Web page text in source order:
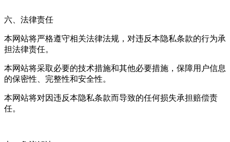
六、法律责任
本网站将严格遵守相关法律法规，对违反本隐私条款的行为承
担法律责任。
本网站将采取必要的技术措施和其他必要措施，保障用户信息
的保密性、完整性和安全性。
本网站将对因违反本隐私条款而导致的任何损失承担赔偿责
任。